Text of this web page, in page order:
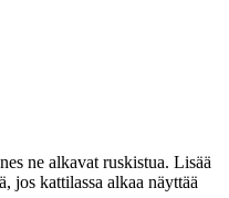
ne alkavat ruskistua. Lisää
jos kattilassa alkaa näyttää